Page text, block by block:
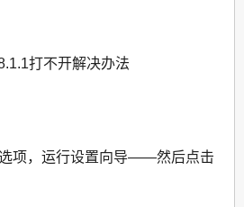
打不开解决办法
选项，运行设置向导——然后点击